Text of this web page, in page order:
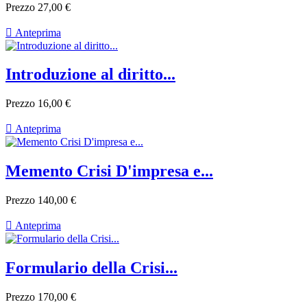
Prezzo 27,00 €
 Anteprima
Introduzione al diritto...
Prezzo 16,00 €
 Anteprima
Memento Crisi D'impresa e...
Prezzo 140,00 €
 Anteprima
Formulario della Crisi...
Prezzo 170,00 €